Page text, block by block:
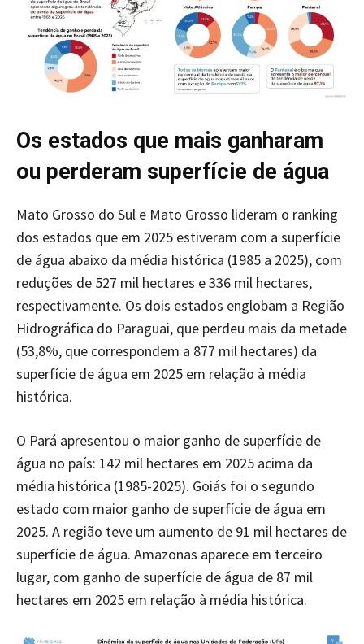
Os estados que mais ganharam
ou perderam superfície de água
Mato Grosso do Sul e Mato Grosso lideram o ranking
dos estados que em 2025 estiveram com a superfície
de água abaixo da média histórica (1985 a 2025), com
reduções de 527 mil hectares e 336 mil hectares,
respectivamente. Os dois estados englobam a Região
Hidrográfica do Paraguai, que perdeu mais da metade
(53,8%, que correspondem a 877 mil hectares) da
superfície de água em 2025 em relação à média
histórica.
O Pará apresentou o maior ganho de superfície de
água no país: 142 mil hectares em 2025 acima da
média histórica (1985-2025). Goiás foi o segundo
estado com maior ganho de superfície de água em
2025. A região teve um aumento de 91 mil hectares de
superfície de água. Amazonas aparece em terceiro
lugar, com ganho de superfície de água de 87 mil
hectares em 2025 em relação à média histórica.